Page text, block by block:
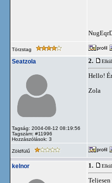
Törzstag
Seatzola
Tagság: 2004-08-12 08:19:56
Tagszám: #11996
Hozzászólások: 3
2.
Hello!
Zola
Zöldfülű
kelnor 1.